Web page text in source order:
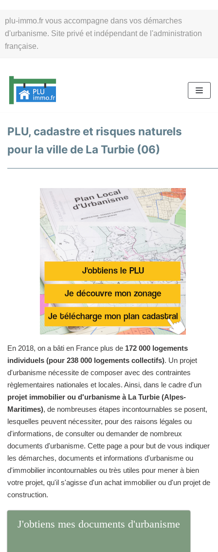
plu-immo.fr vous accompagne dans vos démarches
d'urbanisme. Site privé et indépendant de l'administration
française.
au
contenu
PLU, cadastre et risques naturels
pour la ville de La Turbie (06)
En 2018, on a bâti en France plus de 172 000 logements
individuels (pour 238 000 logements collectifs). Un projet
d'urbanisme nécessite de composer avec des contraintes
règlementaires nationales et locales. Ainsi, dans le cadre d'un
projet immobilier ou d'urbanisme à La Turbie (Alpes-
Maritimes), de nombreuses étapes incontournables se posent,
lesquelles peuvent nécessiter, pour des raisons légales ou
d'informations, de consulter ou demander de nombreux
documents d'urbanisme. Cette page a pour but de vous indiquer
les démarches, documents et informations d'urbanisme ou
d'immobilier incontournables ou très utiles pour mener à bien
votre projet, qu'il s'agisse d'un achat immobilier ou d'un projet de
construction.
J'obtiens mes documents d'urbanisme